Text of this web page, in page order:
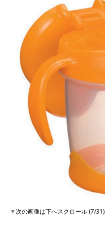
▼次の画像は下へスクロール (7/31)